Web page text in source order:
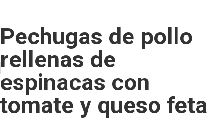
Pechugas de pollo
rellenas de
espinacas con
tomate y queso feta